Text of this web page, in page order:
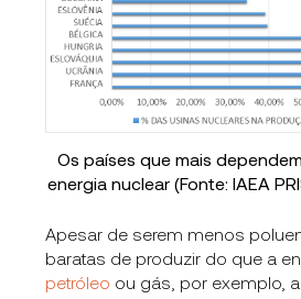
Os países que mais
energia nuclear (Fonte: IAEA
Apesar de serem menos
baratas de produzir do que a
petróleo ou gás, por exemplo,